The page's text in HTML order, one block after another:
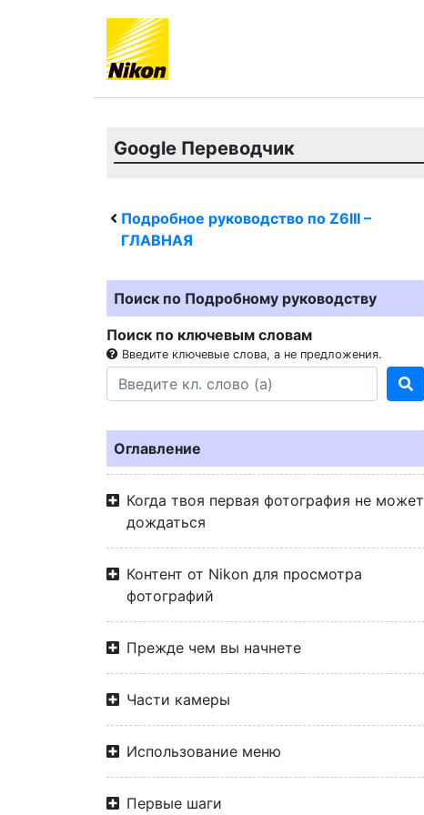
Google Переводчик
Подробное руководство по Z6III –
ГЛАВНАЯ
Поиск по Подробному руководству
Поиск по ключевым словам
Введите ключевые слова, а не предложения.
Оглавление
Когда твоя первая фотография не может
дождаться
Контент от Nikon для просмотра
фотографий
Прежде чем вы начнете
Части камеры
Использование меню
Первые шаги